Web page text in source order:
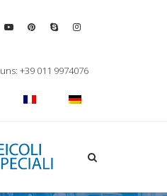
+39 011 9974076
Apri la ricerca